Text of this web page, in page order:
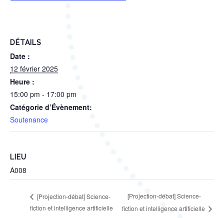
DÉTAILS
Date :
12 février 2025
Heure :
15:00 pm - 17:00 pm
Catégorie d’Évènement:
Soutenance
LIEU
A008
[Projection-débat] Science-
fiction et intelligence artificielle
[Projection-débat] Science-
fiction et intelligence artificielle